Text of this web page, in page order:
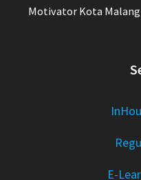
Motivator Kota
E-